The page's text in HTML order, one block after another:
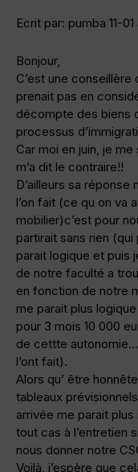
Ecrit par: pumba 11-01
Bonjour,
C’est une conseillère
prenait pas en
décompte des biens
processus
Car moi en juin, je
m’a dit le contraire!!
D’ailleurs sa réponse
l’on fait (ce qu on va
mobilier)c’est pour
partirait sans rien
parait logique et puis
de notre faculté a
en fonction de notre
me parait plus
pour 3 mois 10 000
de cettte
l’ont fait).
Alors qu’ être
tableaux
arrivée me parait
tout cas à l’entretien
nous donner notre
Voilà, j’espère que